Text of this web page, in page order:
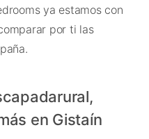
ya estamos con
por ti las
en Gistaín